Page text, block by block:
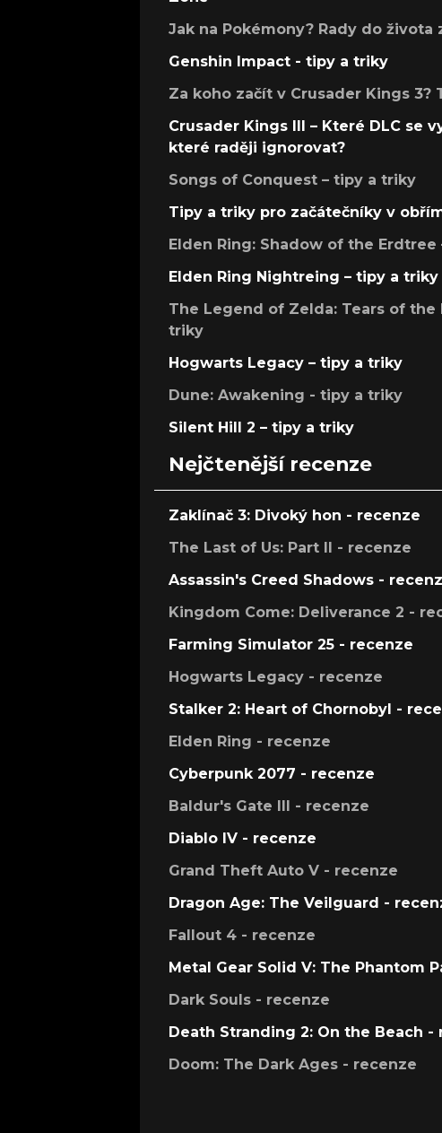
Jak na Pokémony? Rady do
Genshin Impact - tipy a triky
Za koho začít v Crusader Kings 3?
Crusader Kings III – Které DLC se
které raději ignorovat?
Songs of Conquest – tipy a triky
Tipy a triky pro začátečníky v
Elden Ring: Shadow of the
Elden Ring Nightreing – tipy a triky
The Legend of Zelda: Tears of
triky
Hogwarts Legacy – tipy a triky
Dune: Awakening - tipy a triky
Silent Hill 2 – tipy a triky
Nejčtenější recenze
Zaklínač 3: Divoký hon - recenze
The Last of Us: Part II - recenze
Assassin's Creed Shadows -
Kingdom Come: Deliverance 2 -
Farming Simulator 25 - recenze
Hogwarts Legacy - recenze
Stalker 2: Heart of Chornobyl -
Elden Ring - recenze
Cyberpunk 2077 - recenze
Baldur's Gate III - recenze
Diablo IV - recenze
Grand Theft Auto V - recenze
Dragon Age: The Veilguard -
Fallout 4 - recenze
Metal Gear Solid V: The Phantom
Dark Souls - recenze
Death Stranding 2: On the Beach -
Doom: The Dark Ages - recenze